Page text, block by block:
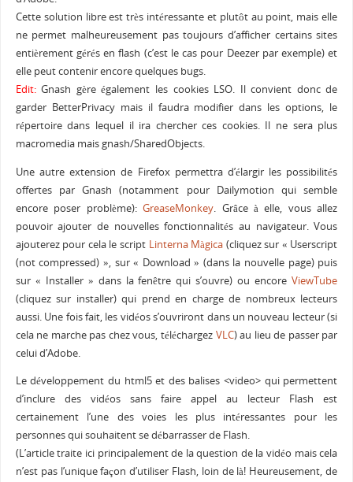
Cette solution libre est très intéressante et plutôt au point, mais elle
ne permet malheureusement pas toujours d’afficher certains sites
entièrement gérés en flash (c’est le cas pour Deezer par exemple) et
elle peut contenir encore quelques bugs.
Edit:Gnash gère également les cookies LSO. Il convient donc de
garder BetterPrivacy mais il faudra modifier dans les options, le
répertoire dans lequel il ira chercher ces cookies. Il ne sera plus
macromedia mais gnash/SharedObjects.
Une autre extension de Firefox permettra d’élargir les possibilités
offertes par Gnash (notamment pour Dailymotion qui semble
encore poser problème):GreaseMonkey. Grâce à elle, vous allez
pouvoir ajouter de nouvelles fonctionnalités au navigateur. Vous
ajouterez pour cela le script Linterna Màgica (cliquez sur « Userscript
(not compressed) », sur « Download » (dans la nouvelle page) puis
sur « Installer » dans la fenêtre qui s’ouvre) ou encoreViewTube
(cliquez sur installer) qui prend en charge de nombreux lecteurs
aussi. Une fois fait, les vidéos s’ouvriront dans un nouveau lecteur (si
cela ne marche pas chez vous, téléchargez VLC) au lieu de passer par
celui d’Adobe.
Le développement du html5 et des balises <video> qui permettent
d’inclure des vidéos sans faire appel au lecteur Flash est
certainement l’une des voies les plus intéressantes pour les
personnes qui souhaitent se débarrasser de Flash.
(L’article traite ici principalement de la question de la vidéo mais cela
n’est pas l’unique façon d’utiliser Flash, loin de là! Heureusement, de